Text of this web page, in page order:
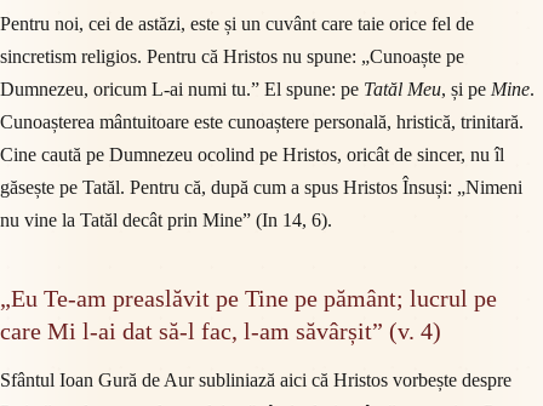
Pentru noi, cei de astăzi, este și un cuvânt care taie orice fel de
sincretism religios. Pentru că Hristos nu spune: „Cunoaște pe
Dumnezeu, oricum L-ai numi tu.” El spune: pe Tatăl Meu, și pe Mine.
Cunoașterea mântuitoare este cunoaștere personală, hristică, trinitară.
Cine caută pe Dumnezeu ocolind pe Hristos, oricât de sincer, nu îl
găsește pe Tatăl. Pentru că, după cum a spus Hristos Însuși: „Nimeni
nu vine la Tatăl decât prin Mine” (In 14, 6).
„Eu Te-am preaslăvit pe Tine pe pământ; lucrul pe
care Mi l-ai dat să-l fac, l-am săvârșit” (v. 4)
Sfântul Ioan Gură de Aur subliniază aici că Hristos vorbește despre